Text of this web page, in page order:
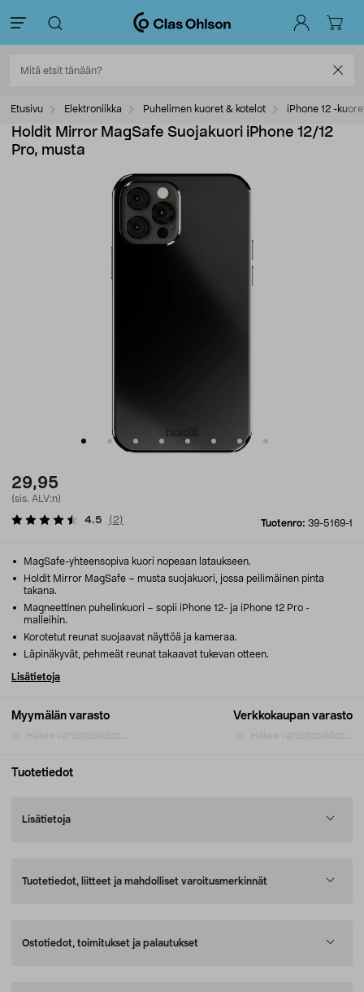
Etusivu Elektroniikka Puhelimen kuoret & kotelot iPhone 12 -
Holdit Mirror MagSafe Suojakuori iPhone 12/12
Pro, musta
29,95
(sis. ALV:n)
Tuotenro: 39-5169-1
4.5 ( 2)
Myymälän varasto Verkkokaupan varasto
MagSafe-yhteensopiva kuori nopeaan lataukseen.
Holdit Mirror MagSafe – musta suojakuori, jossa peilimäinen pinta
takana.
Magneettinen puhelinkuori – sopii iPhone 12- ja iPhone 12 Pro -
malleihin.
Korotetut reunat suojaavat näyttöä ja kameraa.
Läpinäkyvät, pehmeät reunat takaavat tukevan otteen.
Lisätietoja
Tuotetiedot
Lisätietoja
Tuotetiedot, liitteet ja mahdolliset varoitusmerkinnät
Ostotiedot, toimitukset ja palautukset